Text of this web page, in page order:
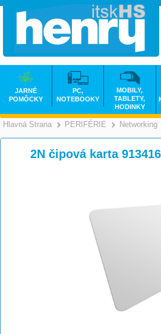
Hlavná Strana >
PERIFÉRIE Networking
2N čipová karta
JARNÉ
POMÔCKY
PC,
NOTEBOOKY
MOBILY,
TABLETY,
HODINKY